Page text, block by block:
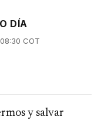
DÍA
COT
y salvar